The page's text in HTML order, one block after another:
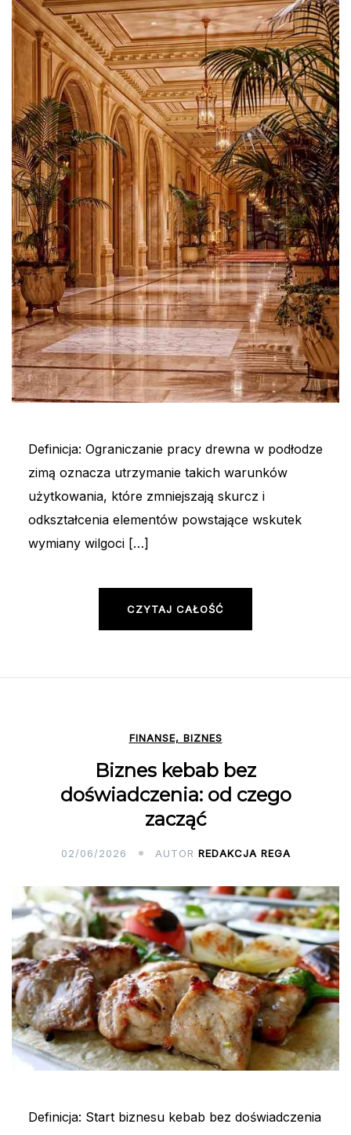
Definicja: Ograniczanie pracy drewna w podłodze
zimą oznacza utrzymanie takich warunków
użytkowania, które zmniejszają skurcz i
odkształcenia elementów powstające wskutek
wymiany wilgoci […]
CZYTAJ CAŁOŚĆ
FINANSE, BIZNES
Biznes kebab bez
doświadczenia: od czego
zacząć
02/06/2026 AUTOR REDAKCJA REGA
Definicja: Start biznesu kebab bez doświadczenia